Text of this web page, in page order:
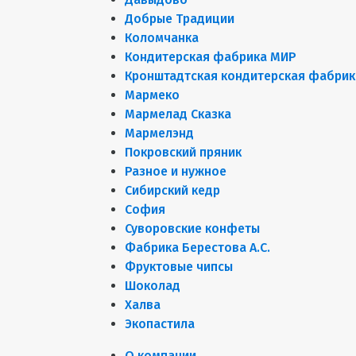
Добрые Традиции
Коломчанка
Кондитерская фабрика МИР
Кронштадтская кондитерская
Мармеко
Мармелад Сказка
Мармелэнд
Покровский пряник
Разное и нужное
Сибирский кедр
София
Суворовские конфеты
Фабрика Берестова А.С.
Фруктовые чипсы
Шоколад
Халва
Экопастила